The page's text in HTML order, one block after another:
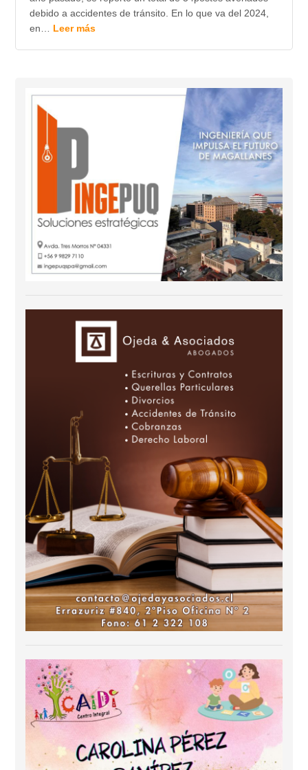
debido a accidentes de tránsito. En lo que va del 2024,
en… Leer más